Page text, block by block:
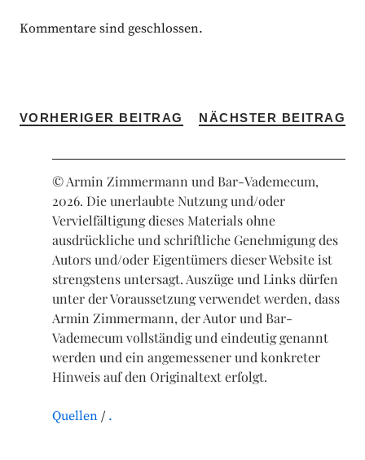
Kommentare sind geschlossen.
VORHERIGER BEITRAG NÄCHSTER BEITRAG
© Armin Zimmermann und Bar-Vademecum,
2026. Die unerlaubte Nutzung und/oder
Vervielfältigung dieses Materials ohne
ausdrückliche und schriftliche Genehmigung des
Autors und/oder Eigentümers dieser Website ist
strengstens untersagt. Auszüge und Links dürfen
unter der Voraussetzung verwendet werden, dass
Armin Zimmermann, der Autor und Bar-
Vademecum vollständig und eindeutig genannt
werden und ein angemessener und konkreter
Hinweis auf den Originaltext erfolgt.
Quellen .